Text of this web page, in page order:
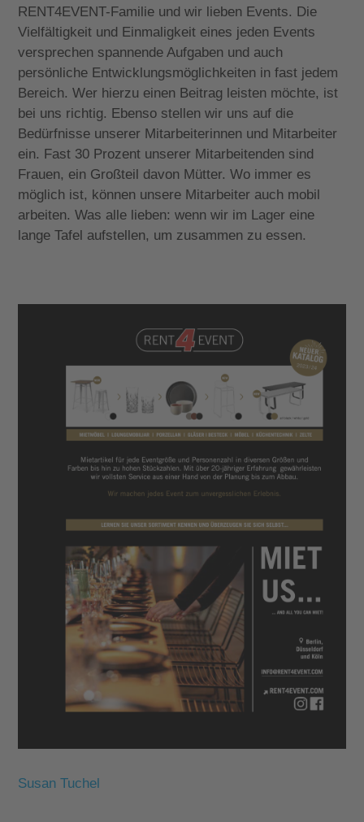
RENT4EVENT-Familie und wir lieben Events. Die
Vielfältigkeit und Einmaligkeit eines jeden Events
versprechen spannende Aufgaben und auch
persönliche Entwicklungsmöglichkeiten in fast jedem
Bereich. Wer hierzu einen Beitrag leisten möchte, ist
bei uns richtig. Ebenso stellen wir uns auf die
Bedürfnisse unserer Mitarbeiterinnen und Mitarbeiter
ein. Fast 30 Prozent unserer Mitarbeitenden sind
Frauen, ein Großteil davon Mütter. Wo immer es
möglich ist, können unsere Mitarbeiter auch mobil
arbeiten. Was alle lieben: wenn wir im Lager eine
lange Tafel aufstellen, um zusammen zu essen.
Susan Tuchel